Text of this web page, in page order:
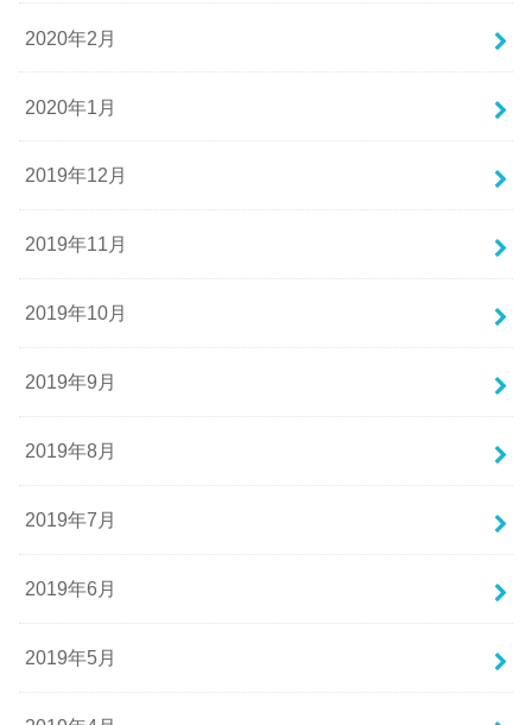
2020年2月
2020年1月
2019年12月
2019年11月
2019年10月
2019年9月
2019年8月
2019年7月
2019年6月
2019年5月